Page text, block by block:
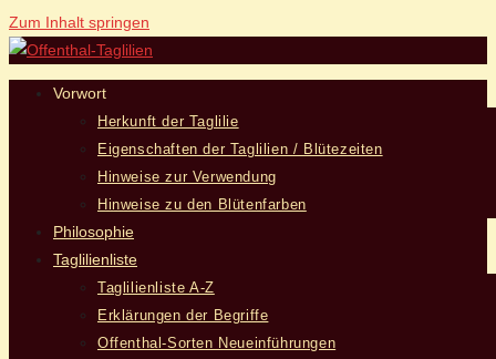
Zum Inhalt springen
Vorwort
Herkunft der Taglilie
Eigenschaften der Taglilien / Blütezeiten
Hinweise zur Verwendung
Hinweise zu den Blütenfarben
Philosophie
Taglilienliste
Taglilienliste A-Z
Erklärungen der Begriffe
Offenthal-Sorten Neueinführungen